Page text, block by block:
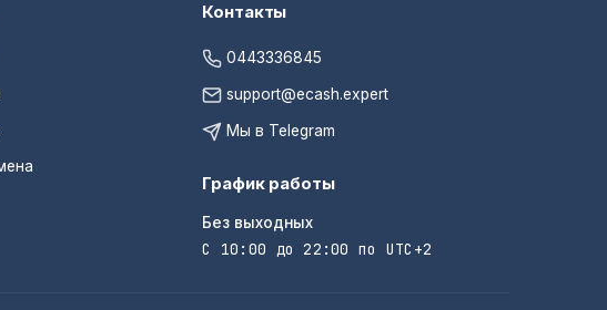
Контакты
0443336845
support@ecash.expert
Мы в Telegram
График работы
Без выходных
С 10:00 до 22:00 по UTC+2